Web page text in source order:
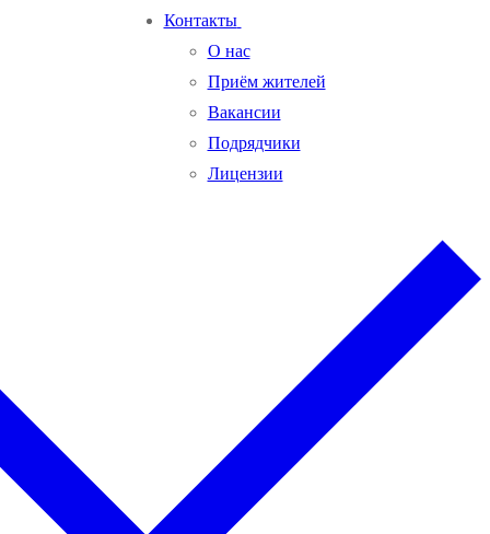
Контакты
О нас
Приём жителей
Вакансии
Подрядчики
Лицензии